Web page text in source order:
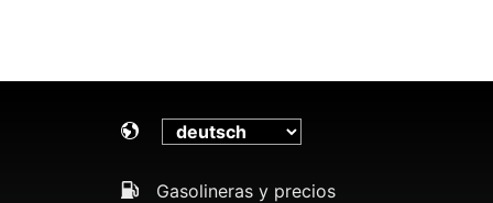
Gasolineras y precios